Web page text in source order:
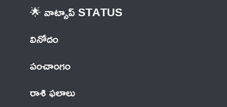
🌟 వాట్సాప్ STATUS
వినోదం
పంచాంగం
రాశి ఫలాలు